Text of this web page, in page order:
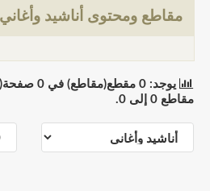
مقاطع ومحتوى أناشيد
يوجد: 0
مقاطع 0 إلى 0.